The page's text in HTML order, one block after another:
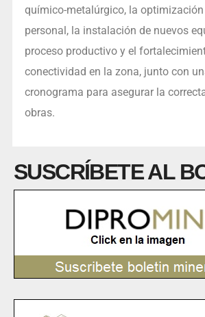
químico-metalúrgico, la optimización
personal, la instalación de nuevos
proceso productivo y el
conectividad en la zona, junto con
cronograma para asegurar la
obras.
SUSCRÍBETE AL